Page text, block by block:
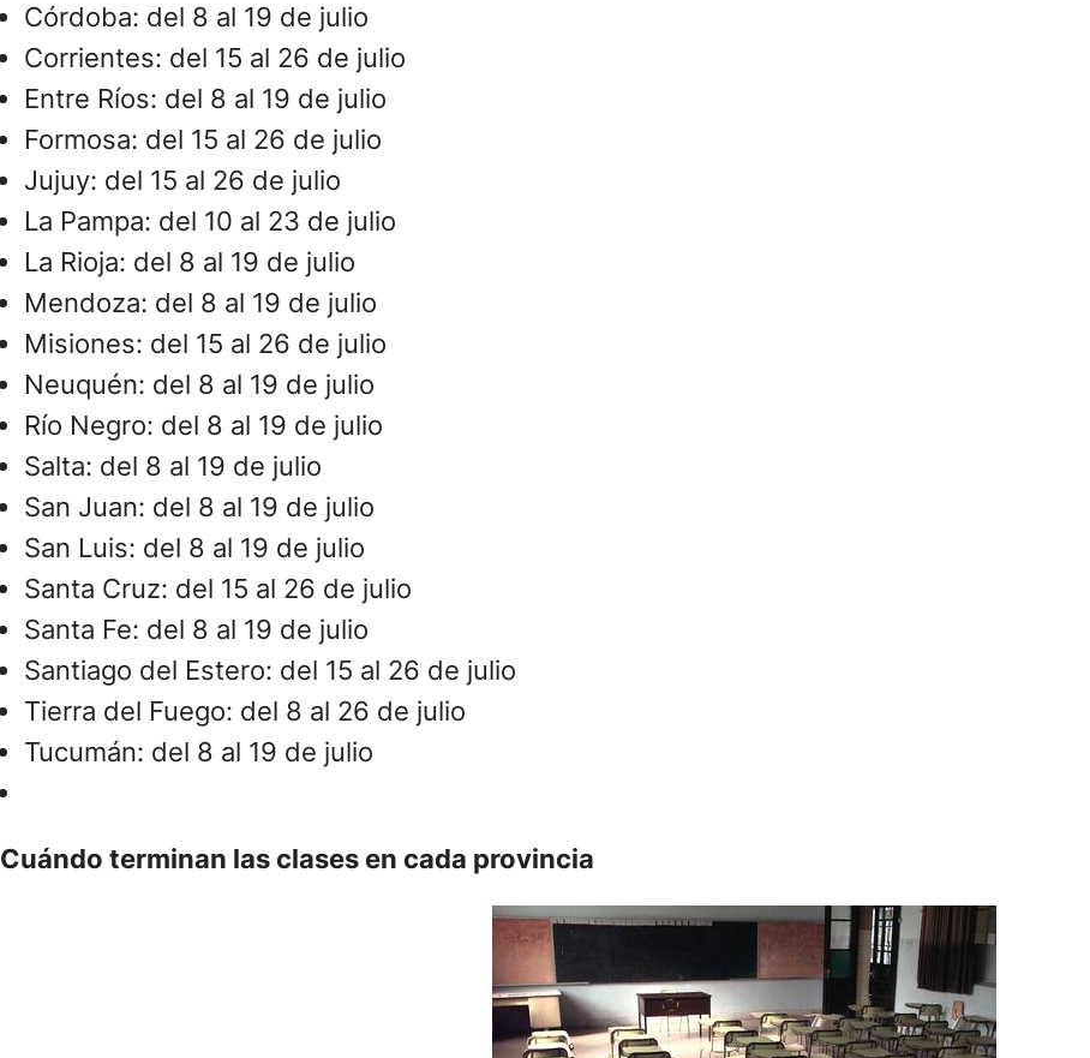
Córdoba: del 8 al 19 de julio
Corrientes: del 15 al 26 de julio
Entre Ríos: del 8 al 19 de julio
Formosa: del 15 al 26 de julio
Jujuy: del 15 al 26 de julio
La Pampa: del 10 al 23 de julio
La Rioja: del 8 al 19 de julio
Mendoza: del 8 al 19 de julio
Misiones: del 15 al 26 de julio
Neuquén: del 8 al 19 de julio
Río Negro: del 8 al 19 de julio
Salta: del 8 al 19 de julio
San Juan: del 8 al 19 de julio
San Luis: del 8 al 19 de julio
Santa Cruz: del 15 al 26 de julio
Santa Fe: del 8 al 19 de julio
Santiago del Estero: del 15 al 26 de julio
Tierra del Fuego: del 8 al 26 de julio
Tucumán: del 8 al 19 de julio
Cuándo terminan las clases en cada provincia